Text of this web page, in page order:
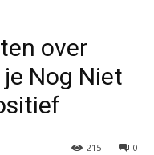
over
Nog Niet
0
215